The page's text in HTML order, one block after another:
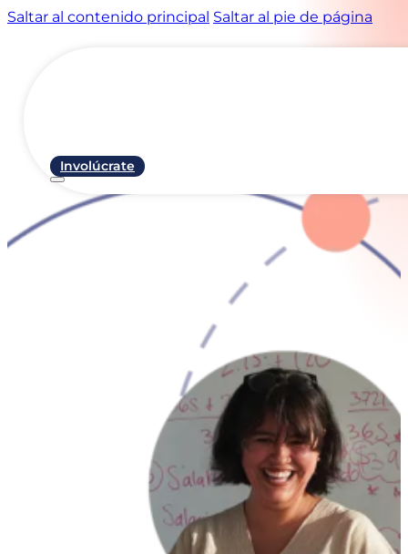
Saltar al contenido principal Saltar al pie de página
Involúcrate